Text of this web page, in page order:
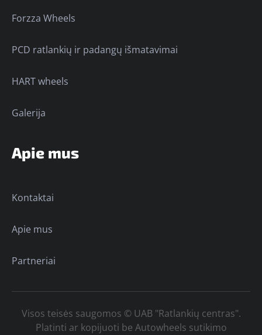
Forzza Wheels
PCD ratlankių ir padangų išmatavimai
HART wheels
Galerija
Apie mus
Kontaktai
Apie mus
Partneriai
Visos teisės saugomos © UAB "Ratlankių centras".
Platinti ar kopijuoti be Autowheels sutikimo